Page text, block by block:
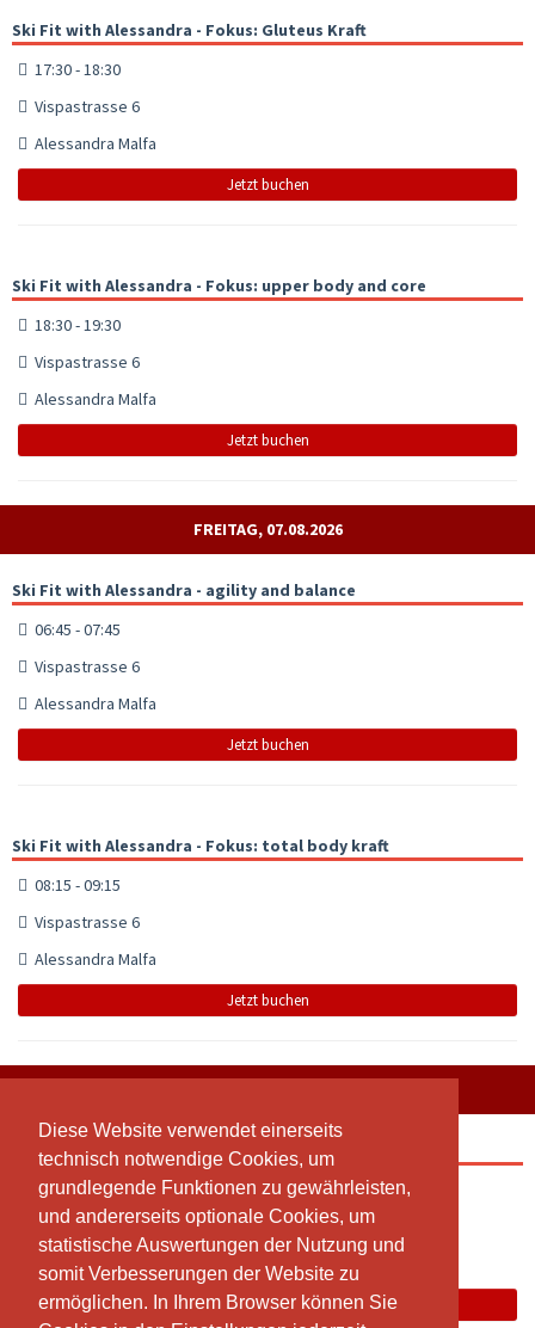
Diese Website verwendet einerseits
technisch notwendige Cookies, um
grundlegende Funktionen zu gewährleisten,
und andererseits optionale Cookies, um
statistische Auswertungen der Nutzung und
somit Verbesserungen der Website zu
ermöglichen. In Ihrem Browser können Sie
Diese Website verwendet einerseits
technisch notwendige Cookies, um
grundlegende Funktionen zu gewährleisten,
und andererseits optionale Cookies, um
statistische Auswertungen der Nutzung und
somit Verbesserungen der Website zu
ermöglichen. In Ihrem Browser können Sie
Ski Fit with Alessandra - Fokus: Gluteus Kraft
17:30 - 18:30
Vispastrasse 6
Alessandra Malfa
Jetzt buchen
Ski Fit with Alessandra - Fokus: upper body and core
18:30 - 19:30
Vispastrasse 6
Alessandra Malfa
Jetzt buchen
FREITAG, 07.08.2026
Ski Fit with Alessandra - agility and balance
06:45 - 07:45
Vispastrasse 6
Alessandra Malfa
Jetzt buchen
Ski Fit with Alessandra - Fokus: total body kraft
08:15 - 09:15
Vispastrasse 6
Alessandra Malfa
Jetzt buchen
Ski Fit with Alessandra - Fokus: HIIT
08:00 - 09:00
Vispastrasse 6
Alessandra Malfa
Jetzt buchen